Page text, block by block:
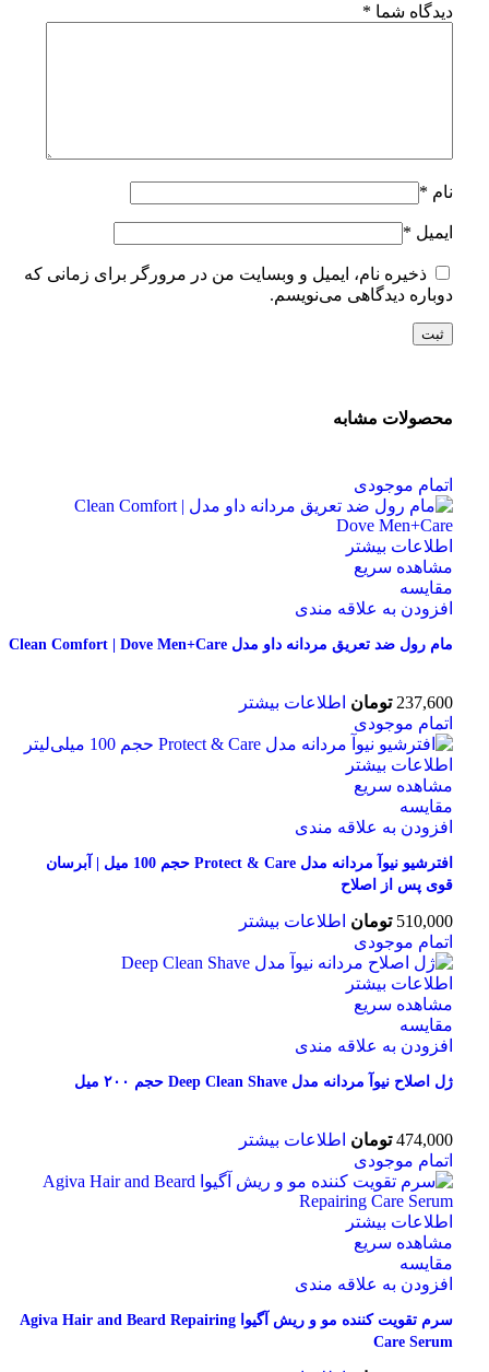
دیدگاه شما *
نام *
ایمیل *
ذخیره نام، ایمیل و وبسایت من در مرورگر برای زمانی که
دوباره دیدگاهی می‌نویسم.
محصولات مشابه
اتمام موجودی
اطلاعات بیشتر
مشاهده سریع
مقایسه
افزودن به علاقه مندی
مام رول ضد تعریق مردانه داو مدل Clean Comfort | Dove Men+Care
237,600 تومان اطلاعات بیشتر
اتمام موجودی
اطلاعات بیشتر
مشاهده سریع
مقایسه
افزودن به علاقه مندی
افترشیو نیوآ مردانه مدل Protect & Care حجم 100 میل | آبرسان
قوی پس از اصلاح
510,000 تومان اطلاعات بیشتر
اتمام موجودی
اطلاعات بیشتر
مشاهده سریع
مقایسه
افزودن به علاقه مندی
ژل اصلاح نیوآ مردانه مدل Deep Clean Shave حجم ۲۰۰ میل
474,000 تومان اطلاعات بیشتر
اتمام موجودی
اطلاعات بیشتر
مشاهده سریع
مقایسه
افزودن به علاقه مندی
سرم تقویت کننده مو و ریش آگیوا Agiva Hair and Beard Repairing
Care Serum